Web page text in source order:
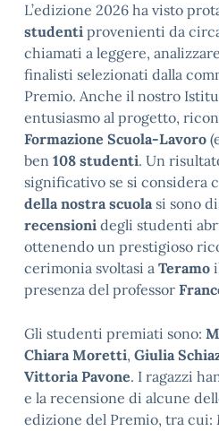
L’edizione 2026 ha visto
studenti provenienti da
chiamati a leggere,
finalisti selezionati dalla
Premio. Anche il nostro
entusiasmo al progetto,
Formazione Scuola-Lavoro
ben 108 studenti. Un
significativo se si considera
della nostra scuolasi sono
recensioni degli studenti
ottenendo un prestigioso
cerimonia svoltasi a Teramo
presenza del professor
Gli studenti premiati sono:
Chiara Moretti, Giulia
Vittoria Pavone. I ragazzi
e la recensione di alcune
edizione del Premio, tra cui: